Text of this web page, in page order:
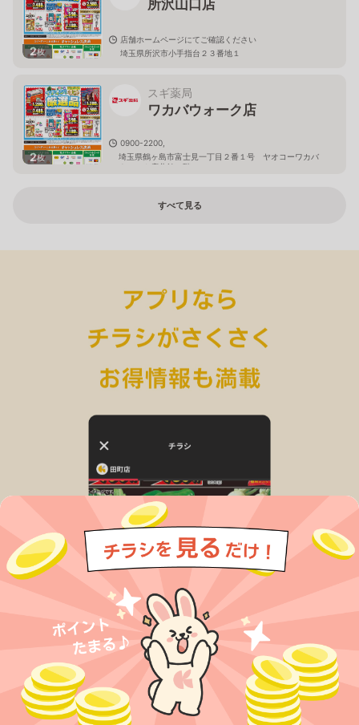
2枚
所沢山口店
店舗ホームページにてご確認ください
埼玉県所沢市小手指台２３番地１
2枚
スギ薬局
ワカバウォーク店
0900-2200,
埼玉県鶴ヶ島市富士見一丁目２番１号 ヤオコーワカバ
ウォーク店北館１階
すべて見る